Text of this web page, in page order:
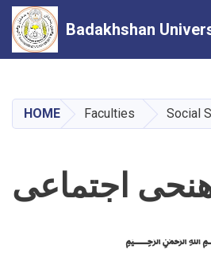
main
Badakhshan
HOME Faculties Social
اجتماعی